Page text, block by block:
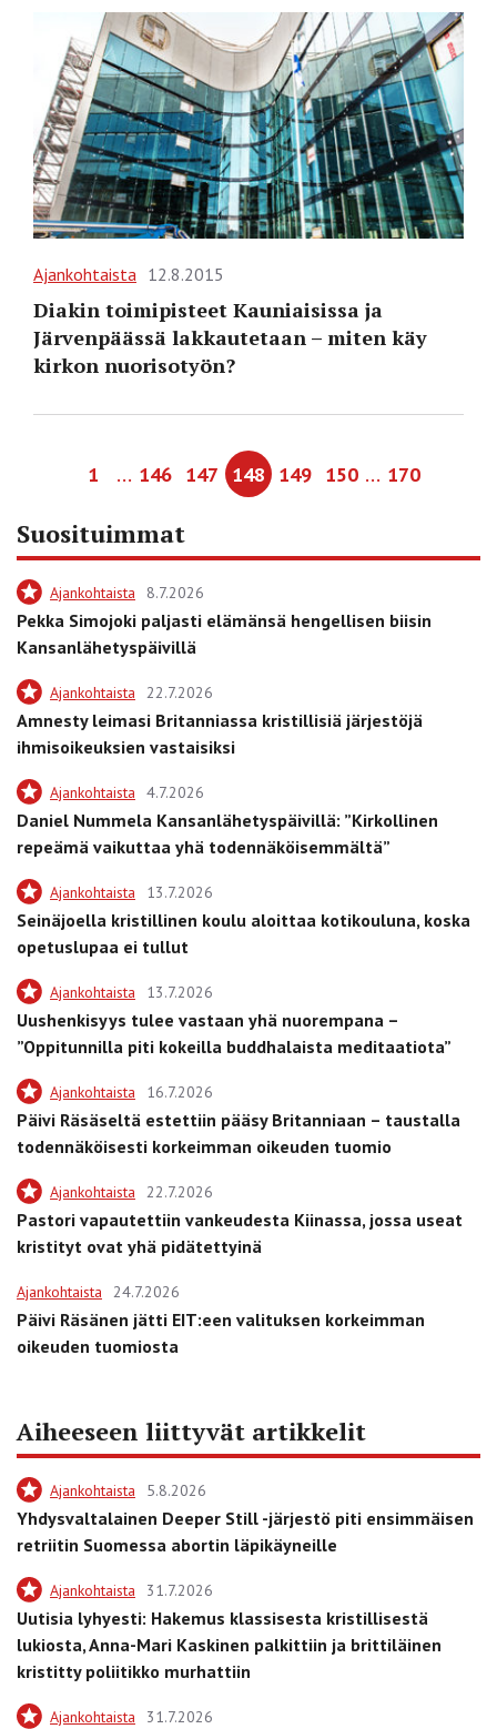
Ajankohtaista 12.8.2015
Diakin toimipisteet Kauniaisissa ja
Järvenpäässä lakkautetaan – miten käy
kirkon nuorisotyön?
1 … 146 147 148 149 150 … 170
Suosituimmat
Ajankohtaista 8.7.2026
Pekka Simojoki paljasti elämänsä hengellisen biisin
Kansanlähetyspäivillä
Ajankohtaista 22.7.2026
Amnesty leimasi Britanniassa kristillisiä järjestöjä
ihmisoikeuksien vastaisiksi
Ajankohtaista 4.7.2026
Daniel Nummela Kansanlähetyspäivillä: ”Kirkollinen
repeämä vaikuttaa yhä todennäköisemmältä”
Ajankohtaista 13.7.2026
Seinäjoella kristillinen koulu aloittaa kotikouluna, koska
opetuslupaa ei tullut
Ajankohtaista 13.7.2026
Uushenkisyys tulee vastaan yhä nuorempana –
”Oppitunnilla piti kokeilla buddhalaista meditaatiota”
Ajankohtaista 16.7.2026
Päivi Räsäseltä estettiin pääsy Britanniaan – taustalla
todennäköisesti korkeimman oikeuden tuomio
Ajankohtaista 22.7.2026
Pastori vapautettiin vankeudesta Kiinassa, jossa useat
kristityt ovat yhä pidätettyinä
Ajankohtaista 24.7.2026
Päivi Räsänen jätti EIT:een valituksen korkeimman
oikeuden tuomiosta
Aiheeseen liittyvät artikkelit
Ajankohtaista 5.8.2026
Yhdysvaltalainen Deeper Still -järjestö piti ensimmäisen
retriitin Suomessa abortin läpikäyneille
Ajankohtaista 31.7.2026
Uutisia lyhyesti: Hakemus klassisesta kristillisestä
lukiosta, Anna-Mari Kaskinen palkittiin ja brittiläinen
kristitty poliitikko murhattiin
Ajankohtaista 31.7.2026